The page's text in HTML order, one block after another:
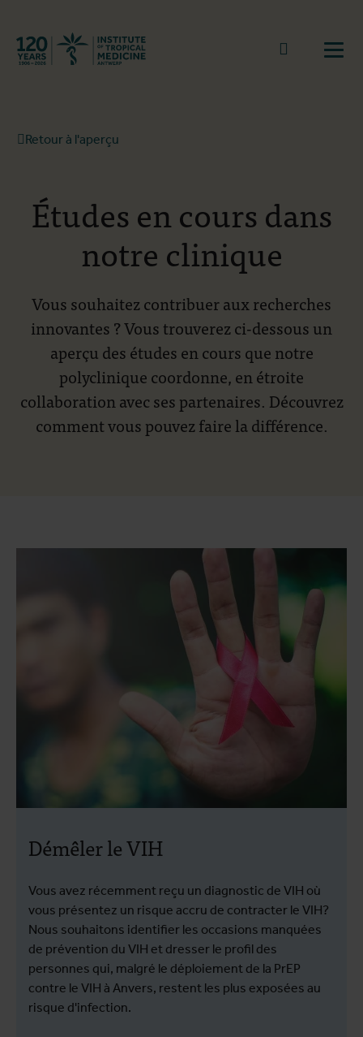
Retourner à la page d'accueil
go to
Retour à l'aperçu
Études en cours dans
notre clinique
Vous souhaitez contribuer aux recherches
innovantes ? Vous trouverez ci-dessous un
aperçu des études en cours que notre
polyclinique coordonne, en étroite
collaboration avec ses partenaires. Découvrez
comment vous pouvez faire la différence.
Démêler le VIH
Vous avez récemment reçu un diagnostic de VIH où
vous présentez un risque accru de contracter le VIH?
Nous souhaitons identifier les occasions manquées
de prévention du VIH et dresser le profil des
personnes qui, malgré le déploiement de la PrEP
contre le VIH à Anvers, restent les plus exposées au
risque d'infection.